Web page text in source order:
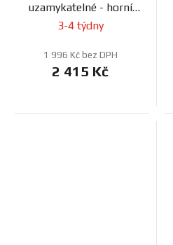
uzamykatelné - horní
uchycení
3-4 týdny
1 996 Kč bez DPH
2 415 Kč